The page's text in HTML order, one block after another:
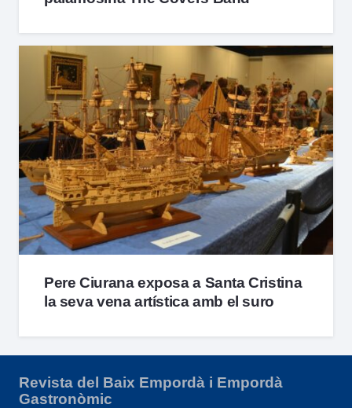
Pere Ciurana exposa a Santa Cristina
la seva vena artística amb el suro
Revista del Baix Empordà i Empordà
Gastronòmic